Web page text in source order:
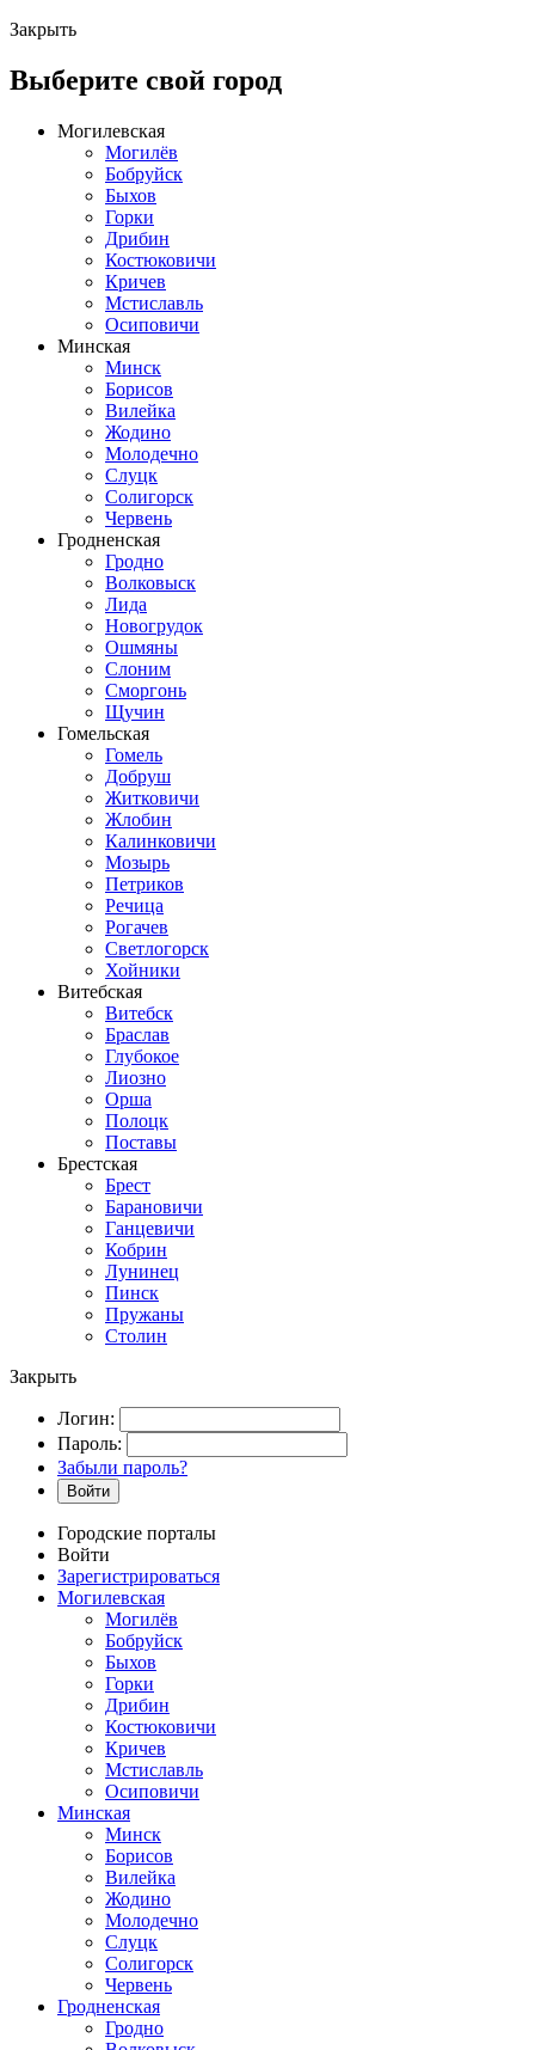
Закрыть
Выберите свой город
Могилевская
Могилёв
Бобруйск
Быхов
Горки
Дрибин
Костюковичи
Кричев
Мстиславль
Осиповичи
Минская
Минск
Борисов
Вилейка
Жодино
Молодечно
Слуцк
Солигорск
Червень
Гродненская
Гродно
Волковыск
Лида
Новогрудок
Ошмяны
Слоним
Сморгонь
Щучин
Гомельская
Гомель
Добруш
Житковичи
Жлобин
Калинковичи
Мозырь
Петриков
Речица
Рогачев
Светлогорск
Хойники
Витебская
Витебск
Браслав
Глубокое
Лиозно
Орша
Полоцк
Поставы
Брестская
Брест
Барановичи
Ганцевичи
Кобрин
Лунинец
Пинск
Пружаны
Столин
Закрыть
Логин:
Пароль:
Забыли пароль?
Войти
Городские порталы
Войти
Зарегистрироваться
Могилевская
Могилёв
Бобруйск
Быхов
Горки
Дрибин
Костюковичи
Кричев
Мстиславль
Осиповичи
Минская
Минск
Борисов
Вилейка
Жодино
Молодечно
Слуцк
Солигорск
Червень
Гродненская
Гродно